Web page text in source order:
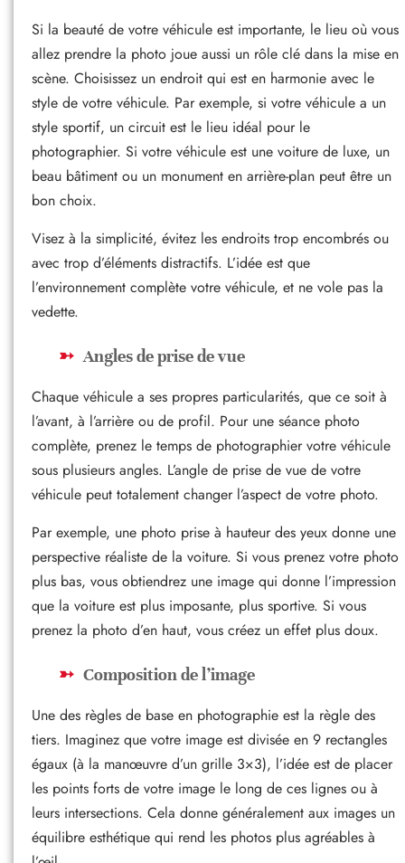
Si la beauté de votre véhicule est importante, le lieu où vous
allez prendre la photo joue aussi un rôle clé dans la mise en
scène. Choisissez un endroit qui est en harmonie avec le
style de votre véhicule. Par exemple, si votre véhicule a un
style sportif, un circuit est le lieu idéal pour le
photographier. Si votre véhicule est une voiture de luxe, un
beau bâtiment ou un monument en arrière-plan peut être un
bon choix.
Visez à la simplicité, évitez les endroits trop encombrés ou
avec trop d’éléments distractifs. L’idée est que
l’environnement complète votre véhicule, et ne vole pas la
vedette.
Angles de prise de vue
Chaque véhicule a ses propres particularités, que ce soit à
l’avant, à l’arrière ou de profil. Pour une séance photo
complète, prenez le temps de photographier votre véhicule
sous plusieurs angles. L’angle de prise de vue de votre
véhicule peut totalement changer l’aspect de votre photo.
Par exemple, une photo prise à hauteur des yeux donne une
perspective réaliste de la voiture. Si vous prenez votre photo
plus bas, vous obtiendrez une image qui donne l’impression
que la voiture est plus imposante, plus sportive. Si vous
prenez la photo d’en haut, vous créez un effet plus doux.
Composition de l’image
Une des règles de base en photographie est la règle des
tiers. Imaginez que votre image est divisée en 9 rectangles
égaux (à la manœuvre d’un grille 3×3), l’idée est de placer
les points forts de votre image le long de ces lignes ou à
leurs intersections. Cela donne généralement aux images un
équilibre esthétique qui rend les photos plus agréables à